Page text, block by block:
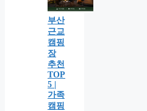
부산
근교
캠핑
장
추천
TOP
5 |
가족
캠핑